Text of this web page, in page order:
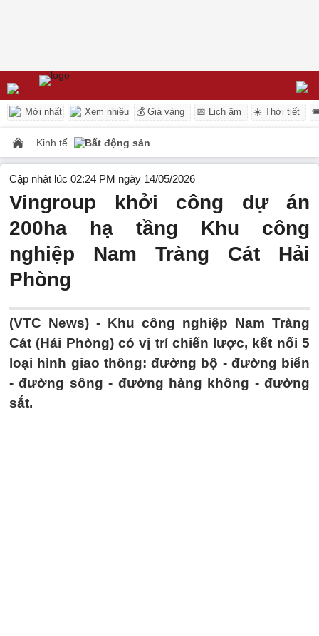
Mới nhất Xem nhiều 💰 Giá vàng 📅 Lịch âm ☀️ Thời tiết
Kinh tế Bất động sản
Cập nhật lúc 02:24 PM ngày 14/05/2026
Vingroup khởi công dự án
200ha hạ tầng Khu công
nghiệp Nam Tràng Cát Hải
Phòng
(VTC News) - Khu công nghiệp Nam Tràng
Cát (Hải Phòng) có vị trí chiến lược, kết nối 5
loại hình giao thông: đường bộ - đường biển
- đường sông - đường hàng không - đường
sắt.